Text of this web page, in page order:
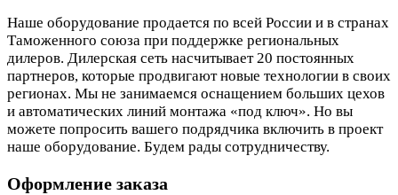
Наше оборудование продается по всей России и в странах
Таможенного союза при поддержке региональных
дилеров. Дилерская сеть насчитывает 20 постоянных
партнеров, которые продвигают новые технологии в своих
регионах. Мы не занимаемся оснащением больших цехов
и автоматических линий монтажа «под ключ». Но вы
можете попросить вашего подрядчика включить в проект
наше оборудование. Будем рады сотрудничеству.
Оформление заказа